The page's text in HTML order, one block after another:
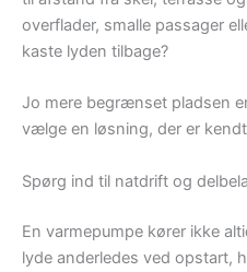
overflader, smalle passager
kaste lyden tilbage?
Jo mere begrænset pladsen
vælge en løsning, der er
Spørg ind til natdrift og
En varmepumpe kører ikke
lyde anderledes ved opstart,